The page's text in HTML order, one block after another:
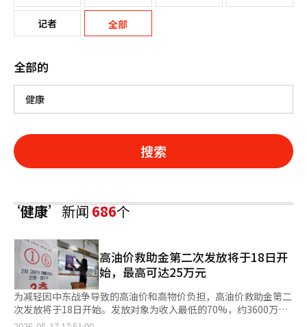
记者 全部
全部的
搜索
‘健康’新闻686个
高油价救助金第二次发放将于18日开
始，最高可达25万元
为减轻因中东战争导致的高油价和高物价负担，高油价救助金第二
次发放将于18日开始。发放对象为收入最低的70%，约3600万
人。 根据行政安全部的说法，第二次发放的对象是根据2026年3月